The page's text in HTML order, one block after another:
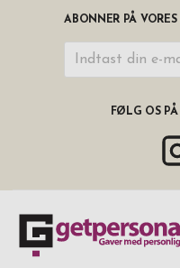
ABONNER PÅ VORES
FØLG OS PÅ